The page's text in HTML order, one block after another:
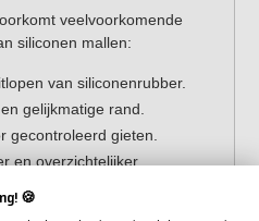
veelvoorkomende
siliconen mallen:
van siliconenrubber.
gelijkmatige rand.
gecontroleerd gieten.
en overzichtelijker.
reproduceerbaarheid van de
🍪